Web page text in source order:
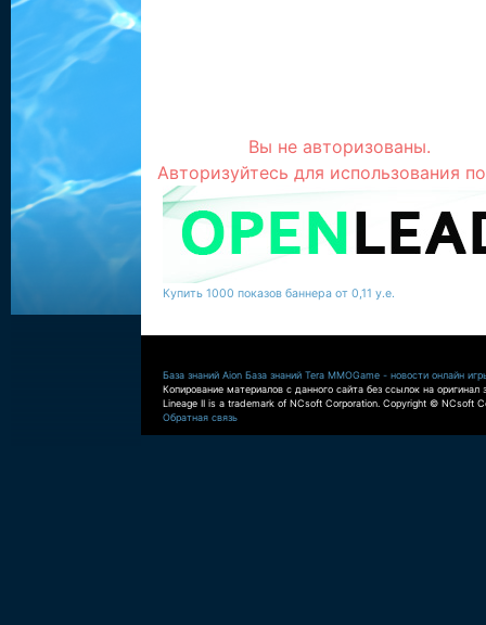
Вы не авторизованы.
Авторизуйтесь для использования
Купить 1000 показов баннера от 0,11 у.е.
База знаний Aion База знаний Tera MMOGame - новости онлайн
Копирование материалов с данного сайта без ссылок на оригинал
Lineage II is a trademark of NCsoft Corporation. Copyright © NCsoft
Обратная связь